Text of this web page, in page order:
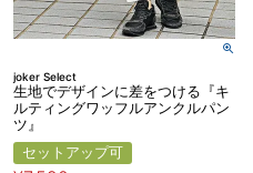
joker Select
生地でデザインに差をつける『キ
ルティングワッフルアンクルパン
ツ』
セットアップ可